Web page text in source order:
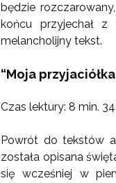
będzie
końcu przyjechał z
melancholijny tekst.
“Moja
Czas lektury: 8 min. 34
Powrót do tekstów
została opisana
się wcześniej w